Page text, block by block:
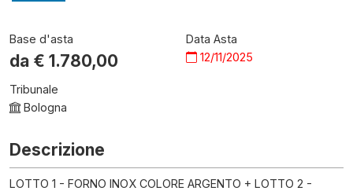
Base d'asta
da € 1.780,00
Data Asta
12/11/2025
Tribunale
Bologna
Descrizione
LOTTO 1 - FORNO INOX COLORE ARGENTO + LOTTO 2 -